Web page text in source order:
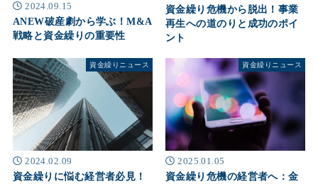
2024.09.15
ANEW破産劇から学ぶ！M&A
戦略と資金繰りの重要性
資金繰り危機から脱出！事業
再生への道のりと成功のポイ
ント
資金繰りニュース
2024.02.09
資金繰りに悩む経営者必見！
資金繰りニュース
2025.01.05
資金繰り危機の経営者へ：金